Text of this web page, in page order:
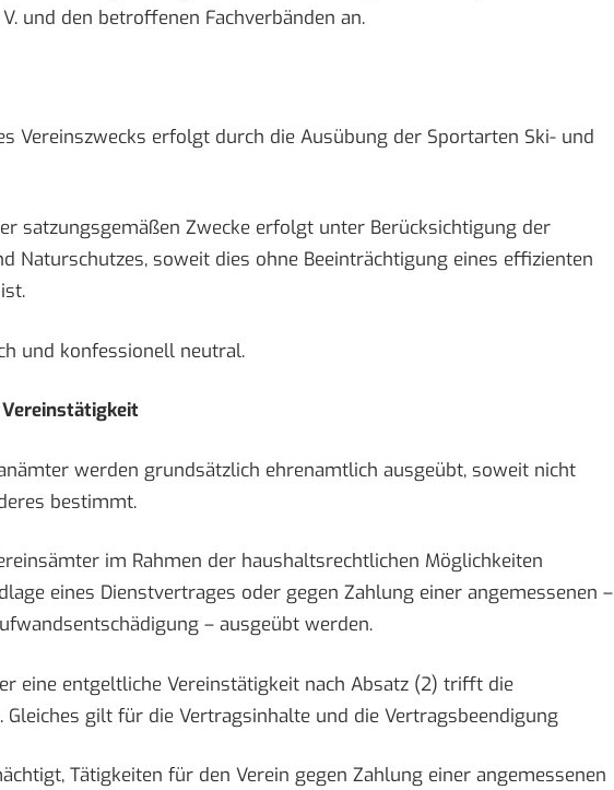
und den betroffenen Fachverbänden an.
Vereinszwecks erfolgt durch die Ausübung der Sportarten Ski- und
satzungsgemäßen Zwecke erfolgt unter Berücksichtigung der
Naturschutzes, soweit dies ohne Beeinträchtigung eines effizienten
und konfessionell neutral.
werden grundsätzlich ehrenamtlich ausgeübt, soweit nicht
bestimmt.
im Rahmen der haushaltsrechtlichen Möglichkeiten
eines Dienstvertrages oder gegen Zahlung einer angemessenen –
– ausgeübt werden.
eine entgeltliche Vereinstätigkeit nach Absatz (2) trifft die
gilt für die Vertragsinhalte und die Vertragsbeendigung
Tätigkeiten für den Verein gegen Zahlung einer angemessenen